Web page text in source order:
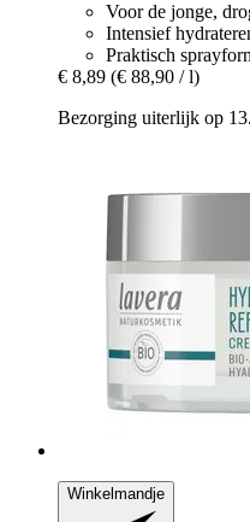
Voor de jonge,
Intensief
Praktisch
€ 8,89 (€ 88,90 / l)
Bezorging uiterlijk op
Winkelmandje